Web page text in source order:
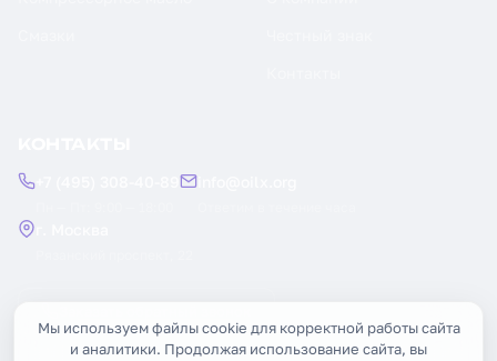
Мы используем файлы cookie для корректной работы сайта
и аналитики. Продолжая использование сайта, вы